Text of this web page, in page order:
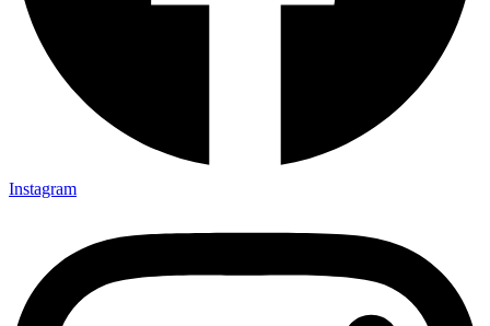
Instagram